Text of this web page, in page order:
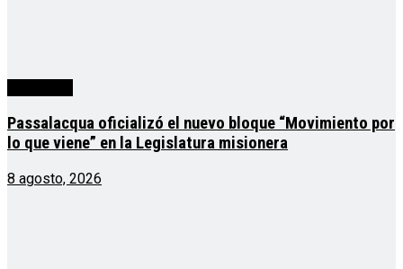
Passalacqua oficializó el nuevo bloque “Movimiento por
lo que viene” en la Legislatura misionera
8 agosto, 2026